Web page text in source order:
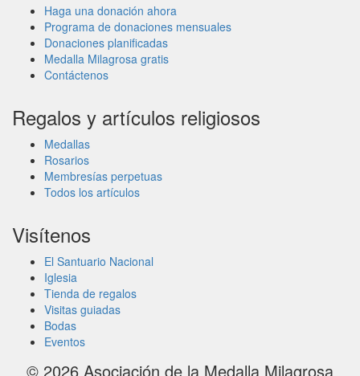
Haga una donación ahora
Programa de donaciones mensuales
Donaciones planificadas
Medalla Milagrosa gratis
Contáctenos
Regalos y artículos religiosos
Medallas
Rosarios
Membresías perpetuas
Todos los artículos
Visítenos
El Santuario Nacional
Iglesia
Tienda de regalos
Visitas guiadas
Bodas
Eventos
© 2026 Asociación de la Medalla Milagrosa